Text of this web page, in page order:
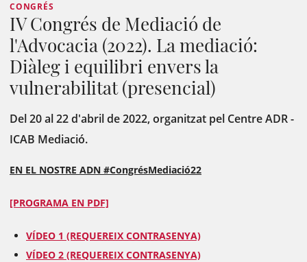
CONGRÉS
IV Congrés de Mediació de
l'Advocacia (2022). La mediació:
Diàleg i equilibri envers la
vulnerabilitat (presencial)
Del 20 al 22 d'abril de 2022, organitzat pel Centre ADR -
ICAB Mediació.
EN EL NOSTRE ADN #CongrésMediació22
[PROGRAMA EN PDF]
VÍDEO 1 (REQUEREIX CONTRASENYA)
VÍDEO 2 (REQUEREIX CONTRASENYA)